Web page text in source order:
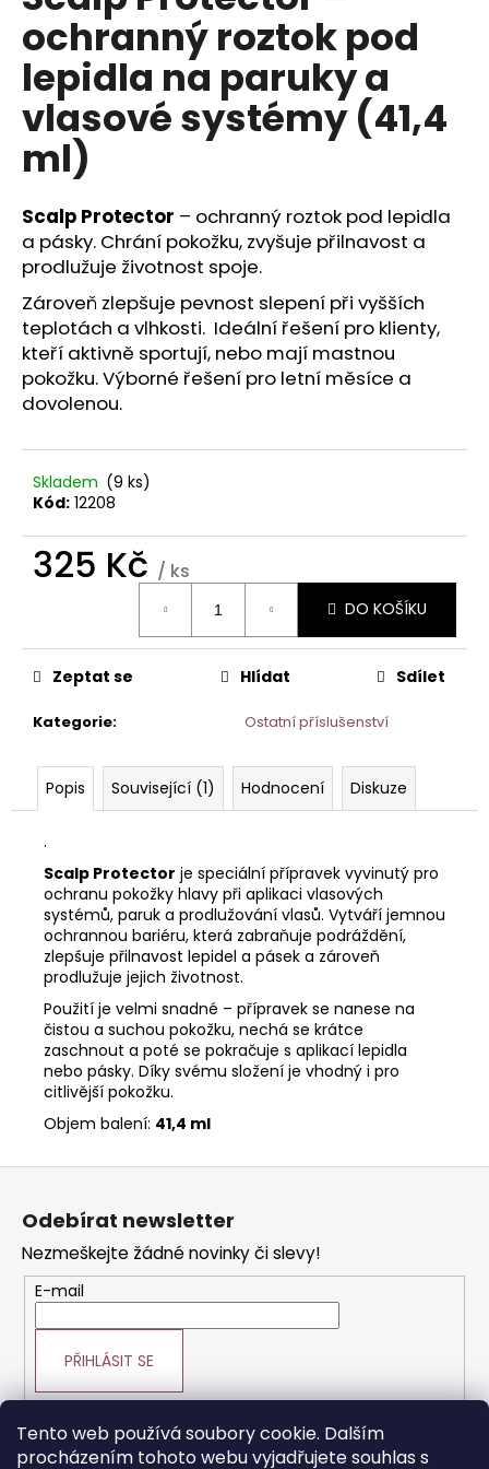
Tento web používá soubory cookie. Dalším
procházením tohoto webu vyjadřujete souhlas s
z
5
hvězdiček.
ochranný roztok pod
lepidla na paruky a
vlasové systémy (41,4
ml)
Scalp Protector – ochranný roztok pod lepidla
a pásky. Chrání pokožku, zvyšuje přilnavost a
prodlužuje životnost spoje.
Zároveň zlepšuje pevnost slepení při vyšších
teplotách a vlhkosti. Ideální řešení pro klienty,
kteří aktivně sportují, nebo mají mastnou
pokožku. Výborné řešení pro letní měsíce a
dovolenou.
Skladem (9 ks)
Kód: 12208
325 Kč / ks
DO KOŠÍKU
Kategorie: Ostatní příslušenství
Zeptat se Hlídat Sdílet
Popis Související (1) Hodnocení Diskuze
.
Scalp Protector je speciální přípravek vyvinutý pro
ochranu pokožky hlavy při aplikaci vlasových
systémů, paruk a prodlužování vlasů. Vytváří jemnou
ochrannou bariéru, která zabraňuje podráždění,
zlepšuje přilnavost lepidel a pásek a zároveň
prodlužuje jejich životnost.
Použití je velmi snadné – přípravek se nanese na
čistou a suchou pokožku, nechá se krátce
zaschnout a poté se pokračuje s aplikací lepidla
nebo pásky. Díky svému složení je vhodný i pro
citlivější pokožku.
Objem balení: 41,4 ml
a
j
í
t
?
HLEDAT
D
o
p
r
u
č
u
j
e
VLASOVÝ
MODEL
HOLLYWOOD
INTEGRACE
VLASŮ
25
CM
400
Kč
Původně:
990
Z
Odebírat newsletter
Nezmeškejte žádné novinky či slevy!
E-mail
PŘIHLÁSIT SE